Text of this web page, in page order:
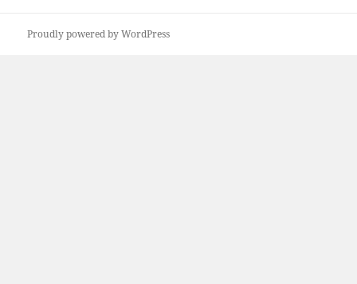
Proudly powered by WordPress